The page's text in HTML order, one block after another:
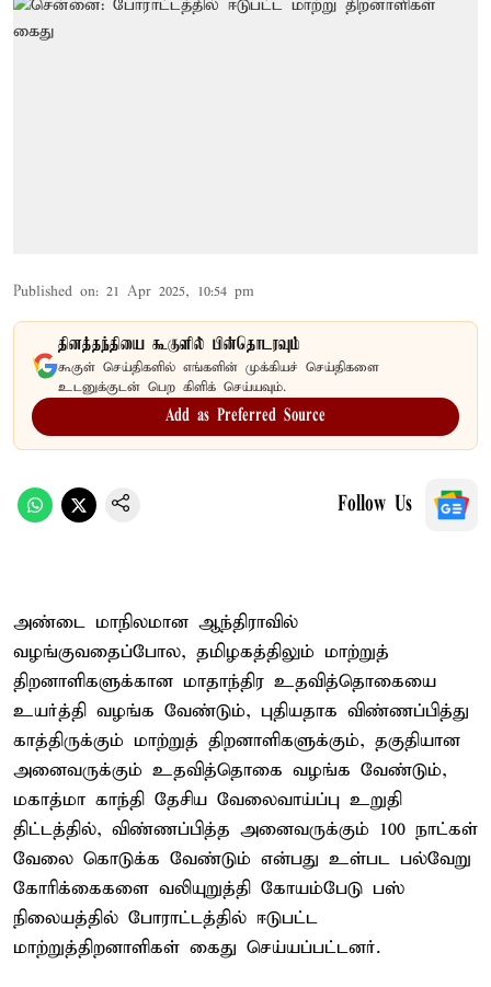
Published on: 21 Apr 2025, 10:54 pm
தினத்தந்தியை கூகுளில் பின்தொடரவும்
கூகுள் செய்திகளில் எங்களின் முக்கியச் செய்திகளை
உடனுக்குடன் பெற கிளிக் செய்யவும்.
Add as Preferred Source
Follow Us
அண்டை மாநிலமான ஆந்திராவில்
வழங்குவதைப்போல, தமிழகத்திலும் மாற்றுத்
திறனாளிகளுக்கான மாதாந்திர உதவித்தொகையை
உயர்த்தி வழங்க வேண்டும், புதியதாக விண்ணப்பித்து
காத்திருக்கும் மாற்றுத் திறனாளிகளுக்கும், தகுதியான
அனைவருக்கும் உதவித்தொகை வழங்க வேண்டும்,
மகாத்மா காந்தி தேசிய வேலைவாய்ப்பு உறுதி
திட்டத்தில், விண்ணப்பித்த அனைவருக்கும் 100 நாட்கள்
வேலை கொடுக்க வேண்டும் என்பது உள்பட பல்வேறு
கோரிக்கைகளை வலியுறுத்தி கோயம்பேடு பஸ்
நிலையத்தில் போராட்டத்தில் ஈடுபட்ட
மாற்றுத்திறனாளிகள் கைது செய்யப்பட்டனர்.